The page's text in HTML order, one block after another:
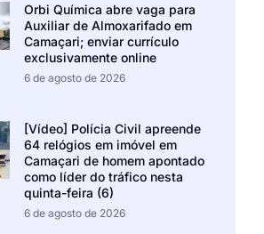
Orbi Química abre vaga para
Auxiliar de Almoxarifado em
Camaçari; enviar currículo
exclusivamente online
6 de agosto de 2026
[Vídeo] Polícia Civil apreende
64 relógios em imóvel em
Camaçari de homem apontado
como líder do tráfico nesta
quinta-feira (6)
6 de agosto de 2026